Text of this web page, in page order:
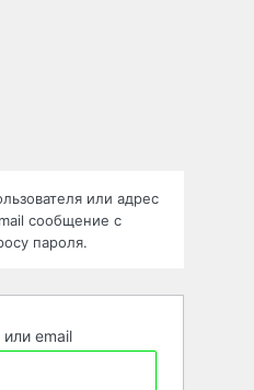
или адрес
сообщение с
пароля.
email